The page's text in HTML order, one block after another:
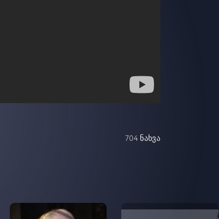
704 ნახვა